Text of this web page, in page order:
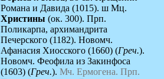
Романа и Давида (1015). ш Мц.
Христины (ок. 300). Прп.
Поликарпа, архимандрита
Печерского (1182). Новомч.
Афанасия Хиосского (1660) (Греч.).
Новомч. Феофила из Закинфоса
(1603) (Греч.). Мч. Ермогена. Прп.